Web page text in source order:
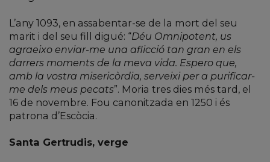
L’any 1093, en assabentar-se de la mort del seu
marit i del seu fill digué: “Déu Omnipotent, us
agraeixo enviar-me una aflicció tan gran en els
darrers moments de la meva vida. Espero que,
amb la vostra misericòrdia, serveixi per a purificar-
me dels meus pecats”. Moria tres dies més tard, el
16 de novembre. Fou canonitzada en 1250 i és
patrona d’Escòcia.
Santa Gertrudis, verge